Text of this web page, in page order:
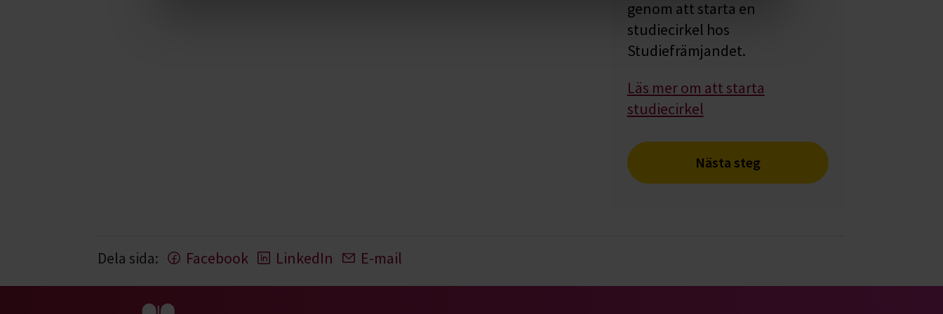
genom att starta en
studiecirkel hos
Studiefrämjandet.
Läs mer om att starta
studiecirkel
Nästa steg
Dela sida: Facebook LinkedIn E-mail